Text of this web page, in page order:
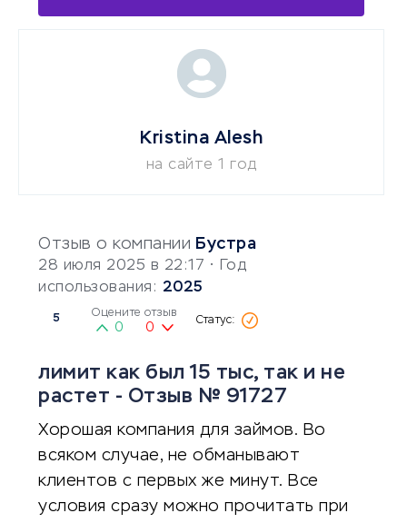
Отзыв о компании Бустра
28 июля 2025 в 22:17 • Год
использования: 2025
5 Оцените отзыв
0 0
лимит как был 15 тыс, так и не
растет - Отзыв № 91727
Хорошая компания для займов. Во
всяком случае, не обманывают
клиентов с первых же минут. Все
условия сразу можно прочитать при
Kristina Alesh
на сайте 1 год